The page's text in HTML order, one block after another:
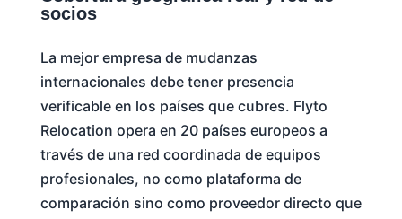
socios
La mejor empresa de mudanzas
internacionales debe tener presencia
verificable en los países que cubres. Flyto
Relocation opera en 20 países europeos a
través de una red coordinada de equipos
profesionales, no como plataforma de
comparación sino como proveedor directo que